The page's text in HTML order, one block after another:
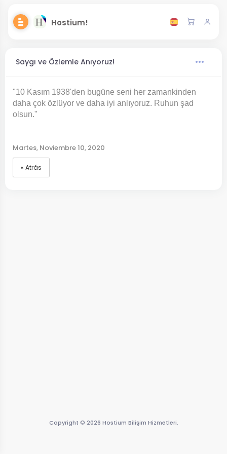
Hostium!
Saygı ve Özlemle Anıyoruz!
"10 Kasım 1938'den bugüne seni her zamankinden
daha çok özlüyor ve daha iyi anlıyoruz. Ruhun şad
olsun."
Martes, Noviembre 10, 2020
« Atrás
Copyright © 2026 Hostium Bilişim Hizmetleri.